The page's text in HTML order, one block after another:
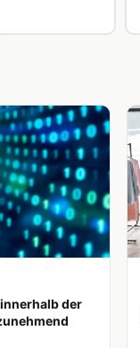
der